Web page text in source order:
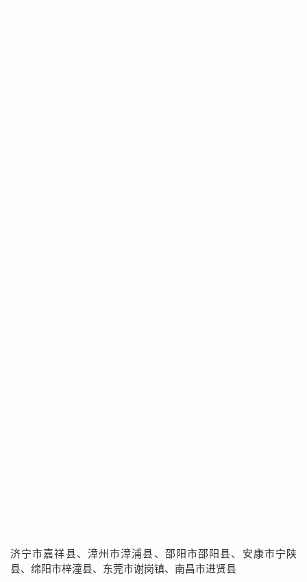
济宁市嘉祥县、漳州市漳浦县、邵阳市邵阳县、安康市宁陕
县、绵阳市梓潼县、东莞市谢岗镇、南昌市进贤县